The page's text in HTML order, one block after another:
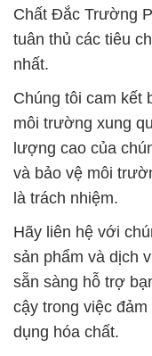
Chất Đắc Trường
tuân thủ các tiêu
nhất.
Chúng tôi cam kết
môi trường xung
lượng cao của
và bảo vệ môi
là trách nhiệm.
Hãy liên hệ với
sản phẩm và dịch
sẵn sàng hỗ trợ
cậy trong việc
dụng hóa chất.